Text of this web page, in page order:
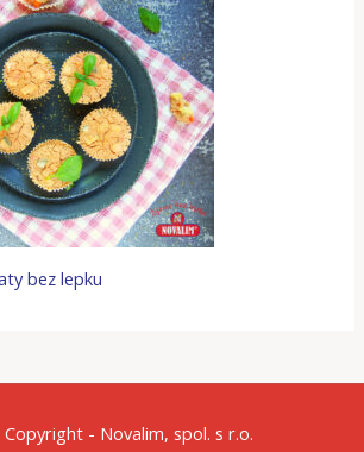
bez lepku
- Novalim, spol. s r.o.